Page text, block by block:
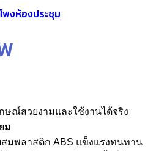
พงห้องประชุม
ษณ์สวยงามและใช้งานได้จริง
ม
สมพลาสติก ABS แข็งแรงทนทาน